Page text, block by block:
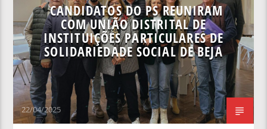
CANDIDATOS DO PS REUNIRAM
COM UNIÃO DISTRITAL DE
INSTITUIÇÕES PARTICULARES DE
SOLIDARIEDADE SOCIAL DE BEJA
22/04/2025